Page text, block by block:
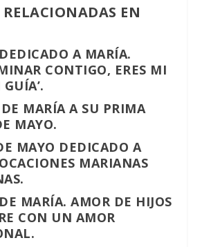
EN
A MARÍA.
CONTIGO, ERES MI
MARÍA A SU PRIMA
MAYO.
MAYO DEDICADO A
MARIANAS
MARÍA. AMOR DE HIJOS
CON UN AMOR